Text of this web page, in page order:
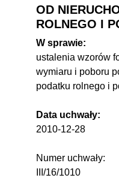
OD
ROLNEGO I
W sprawie:
ustalenia wzorów
wymiaru i poboru
podatku rolnego i
Data uchwały:
2010-12-28
Numer uchwały:
III/16/1010